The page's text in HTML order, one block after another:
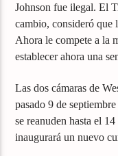
Johnson fue ilegal. El
cambio, consideró que
Ahora le compete a la
establecer ahora una
Las dos cámaras de
pasado 9 de
se reanuden hasta el
inaugurará un nuevo